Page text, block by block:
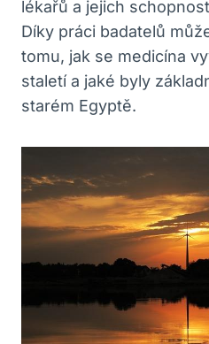
lékařů a jejich
Díky práci badatelů
tomu, jak se medicína
staletí a jaké byly
starém Egyptě.